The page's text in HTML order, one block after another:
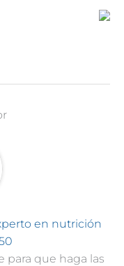
en nutrición
para que haga las